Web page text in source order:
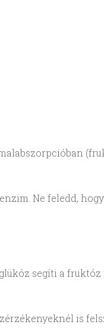
Ne feledd,
segíti a fruktóz
is